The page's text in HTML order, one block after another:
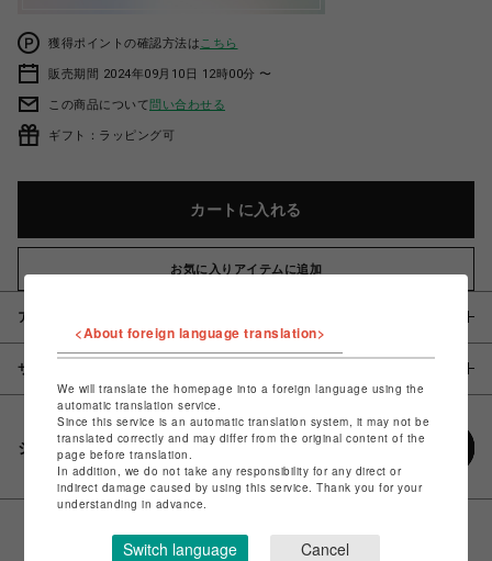
獲得ポイントの確認方法は こちら
販売期間 2024年09月10日 12時00分 〜
この商品について問い合わせる
ギフト：ラッピング可
カートに入れる
お気に入りアイテムに追加
アイテム説明 / 素材
サイズ
シェアする
<About foreign language translation>
We will translate the homepage into a foreign language using the
automatic translation service.
Since this service is an automatic translation system, it may not be
translated correctly and may differ from the original content of the
page before translation.
In addition, we do not take any responsibility for any direct or
indirect damage caused by using this service. Thank you for your
understanding in advance.
Switch language Cancel